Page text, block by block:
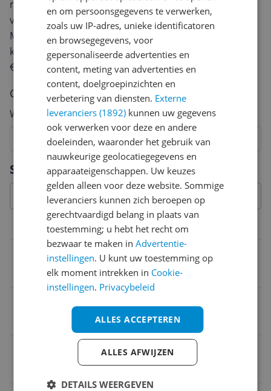
Specificaties
Belangrijkste kenmerken
Met AUX-ingang
4048945587299
review. Afhankelijk van de details duurt het schrijven
van een review gemiddeld tussen de 3 en 10 minuten.
Met jouw mening help je andere bezoekers een betere
keuze te maken én maak je iedere maand kans op
€250,-!
Klik hier voor de actievoorwaarden.
Cijfer
Welk cijfer geef jij dit product?
8
7
6
5
4
3
2
Vraag 1 van 4
en om persoonsgegevens te verwerken,
zoals uw IP-adres, unieke identificatoren
en browsegegevens, voor
gepersonaliseerde advertenties en
content, meting van advertenties en
content, doelgroepinzichten en
verbetering van diensten. Externe
leveranciers (1892) kunnen uw gegevens
ook verwerken voor deze en andere
doeleinden, waaronder het gebruik van
nauwkeurige geolocatiegegevens en
apparaateigenschappen. Uw keuzes
gelden alleen voor deze website. Sommige
leveranciers kunnen zich beroepen op
gerechtvaardigd belang in plaats van
toestemming; u hebt het recht om
bezwaar te maken inAdvertentie-
instellingen. U kunt uw toestemming op
elk moment intrekken in Cookie-
instellingen. Privacybeleid
ALLES ACCEPTEREN
ALLES AFWIJZEN
DETAILS WEERGEVEN